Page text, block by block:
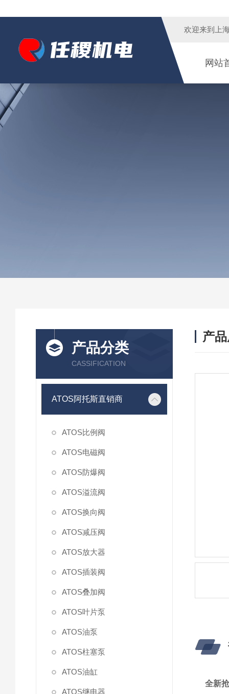
欢迎来到 上
网站
产品分类
CASSIFICATION
ATOS阿托斯直销商
ATOS比例阀
ATOS电磁阀
ATOS防爆阀
ATOS溢流阀
ATOS换向阀
ATOS减压阀
ATOS放大器
ATOS插装阀
ATOS叠加阀
ATOS叶片泵
ATOS油泵
ATOS柱塞泵
ATOS油缸
ATOS继电器
产
全新